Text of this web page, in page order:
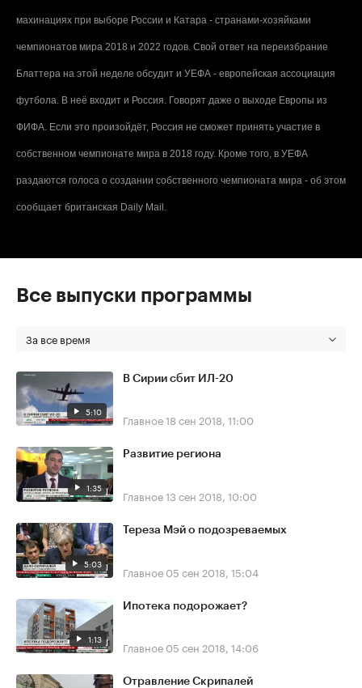
махинациях при выборе России и Катара - странами-хозяйками
чемпионатов мира 2018 и 2022 годов. Свой ответ на переизбрание
Блаттера на этой неделе обсудит и УЕФА - европейская ассоциация
футбола. В неё входит и Россия. Говорят даже о выходе Европы из
ФИФА. Если это произойдёт, Россия не сможет принять участие в
собственном чемпионате мира в 2018 году. Кроме того, в УЕФА
раздаются голоса о создании собственного чемпионата мира - об этом
сообщает британская Daily Mail.
Все выпуски программы
За все время
5:10
В Сирии сбит ИЛ-20
Главное18 сен 2018, 11:00
1:35
Развитие региона
Главное13 сен 2018, 10:00
5:03
Тереза Мэй о подозреваемых
Главное 05 сен 2018, 15:04
1:13
Ипотека подорожает?
Главное 05 сен 2018, 14:06
Отравление Скрипалей